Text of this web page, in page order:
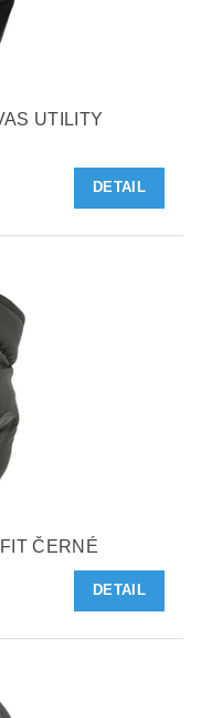
UTILITY
DETAIL
ČERNÉ
DETAIL